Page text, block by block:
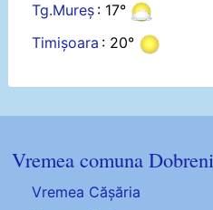
Tg.Mureș : 17°
Timișoara : 20°
Vremea comuna Dobreni
Vremea Cășăria